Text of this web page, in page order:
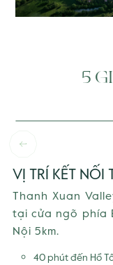
5
VỊ TRÍ KẾT NỐI
Thanh Xuan
tại cửa ngõ phía
Nội 5km.
40 phút đến Hồ